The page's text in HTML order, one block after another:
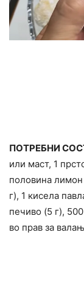
ПОТРЕБНИ
или маст, 1
половина
г), 1 кисела
печиво (5 г),
во прав за